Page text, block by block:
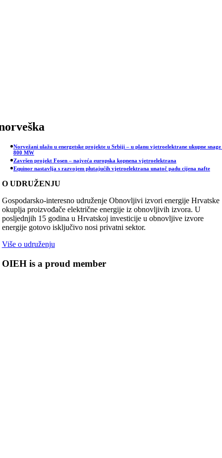
Norvežani ulažu u energetske projekte u Srbiji – u planu vjetroelektrane ukupne snage
800 MW
Završen projekt Fosen – najveća europska kopnena vjetroelektrana
Equinor nastavlja s razvojem plutajućih vjetroelektrana unatoč padu cijena nafte
O UDRUŽENJU
Gospodarsko-interesno udruženje Obnovljivi izvori energije Hrvatske
okuplja proizvođače električne energije iz obnovljivih izvora. U
posljednjih 15 godina u Hrvatskoj investicije u obnovljive izvore
energije gotovo isključivo nosi privatni sektor.
Više o udruženju
OIEH is a proud member